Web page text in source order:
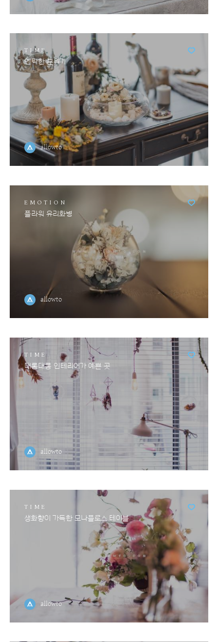
TIME
엔틱한 분위기
allowto
EMOTION
플라워 유리화병
allowto
TIME
대롱대롱 인테리어가 예쁜 곳
allowto
TIME
생화향이 가득한 모나플로스 테이블
allowto